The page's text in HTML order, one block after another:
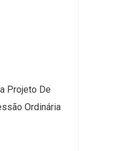
Projeto De
Ordinária